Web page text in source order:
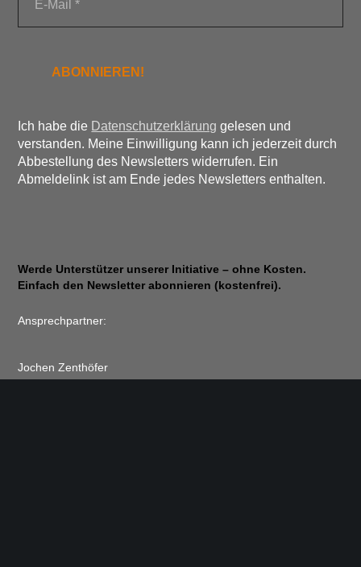
Ich habe die Datenschutzerklärung gelesen und
verstanden. Meine Einwilligung kann ich jederzeit durch
Abbestellung des Newsletters widerrufen. Ein
Abmeldelink ist am Ende jedes Newsletters enthalten.
Werde Unterstützer unserer Initiative – ohne Kosten.
Einfach den Newsletter abonnieren (kostenfrei).
Ansprechpartner:
Jochen Zenthöfer